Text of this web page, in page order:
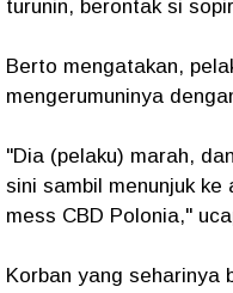
turunin, berontak si
Berto mengatakan,
mengerumuninya
"Dia (pelaku) marah,
sini sambil menunjuk
mess CBD Polonia,"
Korban yang seharinya